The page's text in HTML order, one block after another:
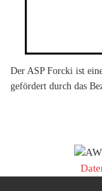
Der ASP Forcki ist
gefördert durch das